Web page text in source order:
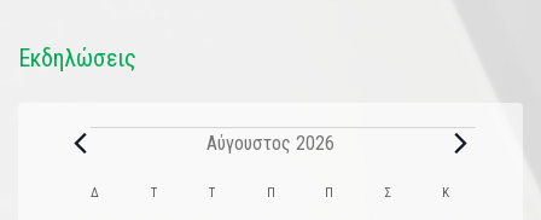
Εκδηλώσεις
Αύγουστος 2026
Ημερολόγιο
Δ Τ Τ Π Π Σ Κ